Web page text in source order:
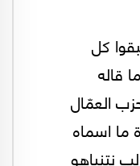
كل
قاله
العمّال
ما اسماه
نتنياهو